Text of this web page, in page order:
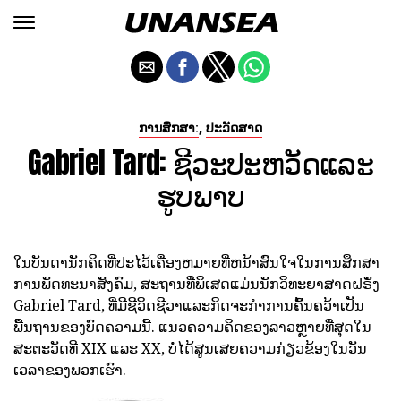
ການສຶກສາ:, ປະວັດສາດ
Gabriel Tard: ຊີວະປະຫວັດແລະ
ຮູບພາບ
ໃນບັນດານັກຄິດທີ່ປະໄວ້ເຄື່ອງຫມາຍທີ່ຫນ້າສົນໃຈໃນການສຶກສາ
ການພັດທະນາສັງຄົມ, ສະຖານທີ່ພິເສດແມ່ນນັກວິທະຍາສາດຝຣັ່ງ
Gabriel Tard, ທີ່ມີຊີວິດຊີວາແລະກິດຈະກໍາການຄົ້ນຄວ້າເປັນ
ພື້ນຖານຂອງບົດຄວາມນີ້. ແນວຄວາມຄິດຂອງລາວຫຼາຍທີ່ສຸດໃນ
ສະຕະວັດທີ XIX ແລະ XX, ບໍ່ໄດ້ສູນເສຍຄວາມກ່ຽວຂ້ອງໃນວັນ
ເວລາຂອງພວກເຮົາ.